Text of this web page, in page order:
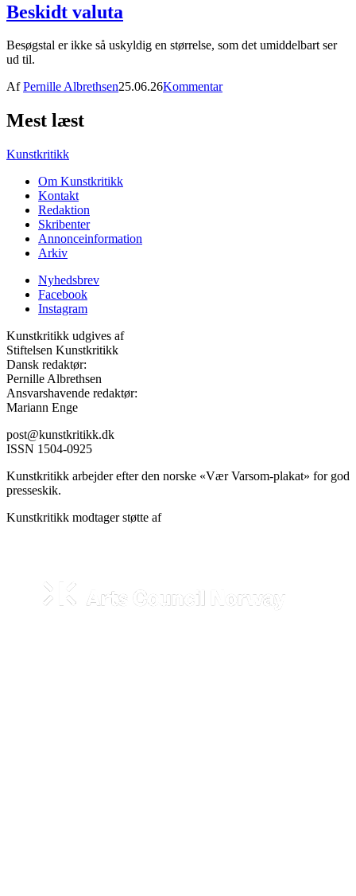
Beskidt valuta
Besøgstal er ikke så uskyldig en størrelse, som det umiddelbart ser
ud til.
AfPernille Albrethsen25.06.26Kommentar
Mest læst
Kunstkritikk
Om Kunstkritikk
Kontakt
Redaktion
Skribenter
Annonceinformation
Arkiv
Nyhedsbrev
Facebook
Instagram
Kunstkritikk udgives af
Stiftelsen Kunstkritikk
Dansk redaktør:
Pernille Albrethsen
Ansvarshavende redaktør:
Mariann Enge
post@kunstkritikk.dk
ISSN 1504-0925
Kunstkritikk arbejder efter den norske «Vær Varsom-plakat» for god
presseskik.
Kunstkritikk modtager støtte af